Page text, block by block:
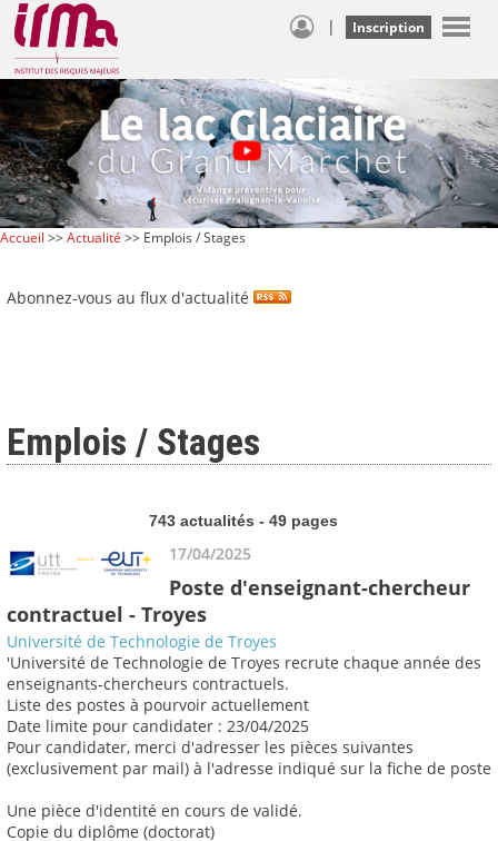
| Inscription
Accueil >>Actualité >> Emplois / Stages
Abonnez-vous au flux d'actualité
Emplois / Stages
743 actualités - 49 pages
17/04/2025
Poste d'enseignant-chercheur
contractuel - Troyes
Université de Technologie de Troyes
'Université de Technologie de Troyes recrute chaque année des
enseignants-chercheurs contractuels.
Liste des postes à pourvoir actuellement
Date limite pour candidater : 23/04/2025
Pour candidater, merci d'adresser les pièces suivantes
(exclusivement par mail) à l'adresse indiqué sur la fiche de poste
Une pièce d'identité en cours de validé.
Copie du diplôme (doctorat)